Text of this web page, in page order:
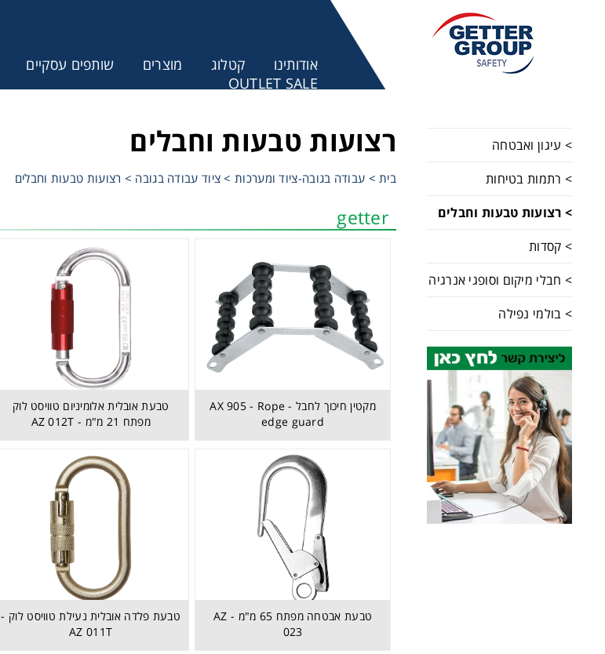
אודותינו קטלוג מוצרים שותפים עסקיים
OUTLET SALE
> עיגון ואבטחה
> רתמות בטיחות
> רצועות טבעות וחבלים
> קסדות
> חבלי מיקום וסופגי אנרגיה
> בולמי נפילה
רצועות טבעות וחבלים
בית> עבודה בגובה-ציוד ומערכות> ציוד עבודה בגובה > רצועות טבעות וחבלים
getter
מקטין חיכוך לחבל - AX 905 - Rope
edge guard
טבעת אובלית אלומיניום טוויסט לוק
מפתח 21 מ"מ - AZ 012T
טבעת אבטחה מפתח 65 מ"מ - AZ
023
טבעת פלדה אובלית נעילת טוויסט לוק -
AZ 011T